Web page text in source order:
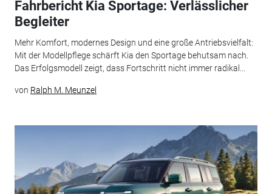
Fahrbericht Kia Sportage: Verlässlicher
Begleiter
Mehr Komfort, modernes Design und eine große Antriebsvielfalt:
Mit der Modellpflege schärft Kia den Sportage behutsam nach.
Das Erfolgsmodell zeigt, dass Fortschritt nicht immer radikal...
von Ralph M. Meunzel